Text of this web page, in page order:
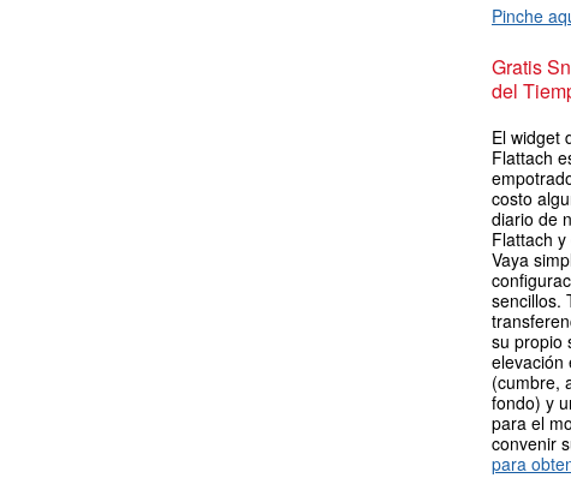
Pinche
Gratis
del
El widget
Flattach
costo
diario de
Flattach
Vaya
sencillos.
su propio
elevación
(cumbre,
fondo) y
para el
convenir
para